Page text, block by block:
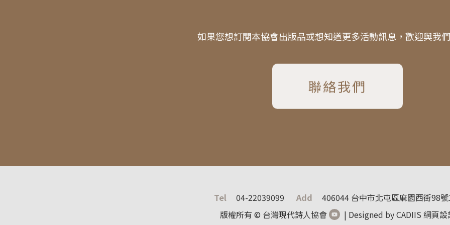
如果您想訂閱本協會出版品或想知道更多活動訊息，歡迎與我
聯絡我們
Tel 04-22039099 Add
406044 台中市北屯區麻園西街98
版權所有 © 台灣現代詩人協會
| Designed by CADIIS 網頁設